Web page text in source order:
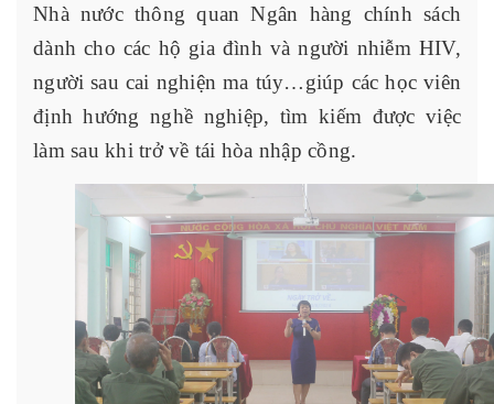
Nhà nước thông quan Ngân hàng chính sách
dành cho các hộ gia đình và người nhiễm HIV,
người sau cai nghiện ma túy…giúp các học viên
định hướng nghề nghiệp, tìm kiếm được việc
làm sau khi trở về tái hòa nhập cồng.